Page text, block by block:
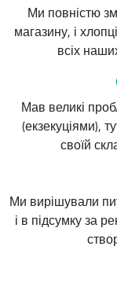
Ми повністю
магазину, і
всіх
Мав великі
(екзекуціями),
своїй
Ми вирішували
і в підсумку за